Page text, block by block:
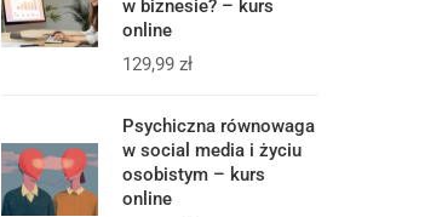
w biznesie? – kurs
online
129,99 zł
Psychiczna równowaga
w social media i życiu
osobistym – kurs
online